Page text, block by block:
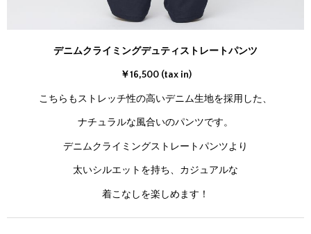
デニムクライミングデュティストレートパンツ
￥16,500 (tax in)
こちらもストレッチ性の高いデニム生地を採用した、
ナチュラルな風合いのパンツです。
デニムクライミングストレートパンツより
太いシルエットを持ち、カジュアルな
着こなしを楽しめます！